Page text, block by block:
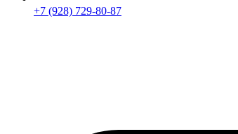
+7 (928) 729-80-87